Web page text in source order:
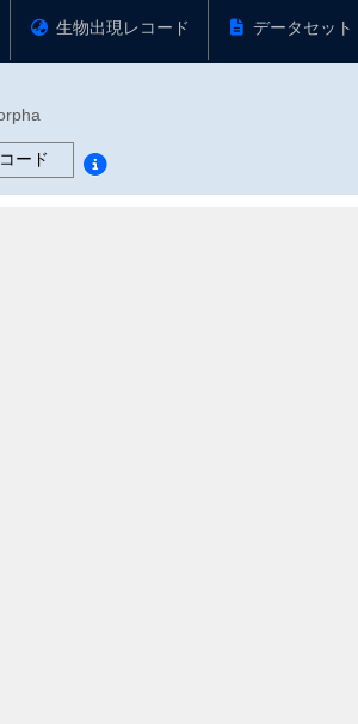
生物出現レコード データセット
ード